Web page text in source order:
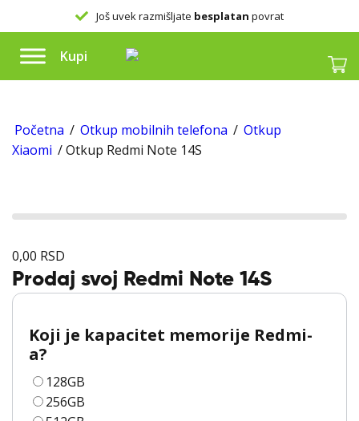
Još uvek razmišljate besplatan povrat
Kupi
Početna / Otkup mobilnih telefona / Otkup
Xiaomi / Otkup Redmi Note 14S
0,00 RSD
Prodaj svoj Redmi Note 14S
Koji je kapacitet memorije Redmi-
a?
128GB
256GB